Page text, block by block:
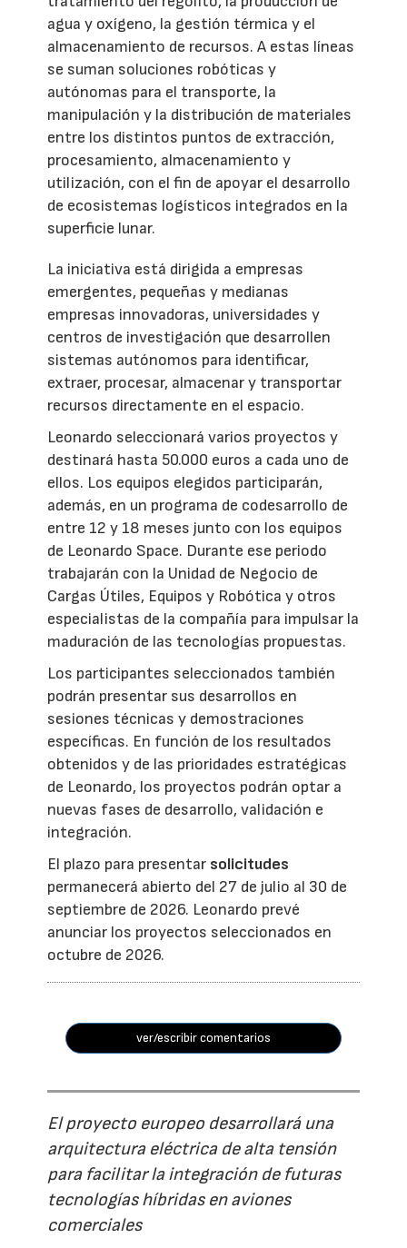
agua y oxígeno, la gestión térmica y el
almacenamiento de recursos. A estas líneas
se suman soluciones robóticas y
autónomas para el transporte, la
manipulación y la distribución de materiales
entre los distintos puntos de extracción,
procesamiento, almacenamiento y
utilización, con el fin de apoyar el desarrollo
de ecosistemas logísticos integrados en la
superficie lunar.
La iniciativa está dirigida a empresas
emergentes, pequeñas y medianas
empresas innovadoras, universidades y
centros de investigación que desarrollen
sistemas autónomos para identificar,
extraer, procesar, almacenar y transportar
recursos directamente en el espacio.
Leonardo seleccionará varios proyectos y
destinará hasta 50.000 euros a cada uno de
ellos. Los equipos elegidos participarán,
además, en un programa de codesarrollo de
entre 12 y 18 meses junto con los equipos
de Leonardo Space. Durante ese periodo
trabajarán con la Unidad de Negocio de
Cargas Útiles, Equipos y Robótica y otros
especialistas de la compañía para impulsar la
maduración de las tecnologías propuestas.
Los participantes seleccionados también
podrán presentar sus desarrollos en
sesiones técnicas y demostraciones
específicas. En función de los resultados
obtenidos y de las prioridades estratégicas
de Leonardo, los proyectos podrán optar a
nuevas fases de desarrollo, validación e
integración.
El plazo para presentar solicitudes
permanecerá abierto del 27 de julio al 30 de
septiembre de 2026. Leonardo prevé
anunciar los proyectos seleccionados en
octubre de 2026.
ver/escribir comentarios
El proyecto europeo desarrollará una
arquitectura eléctrica de alta tensión
para facilitar la integración de futuras
tecnologías híbridas en aviones
comerciales